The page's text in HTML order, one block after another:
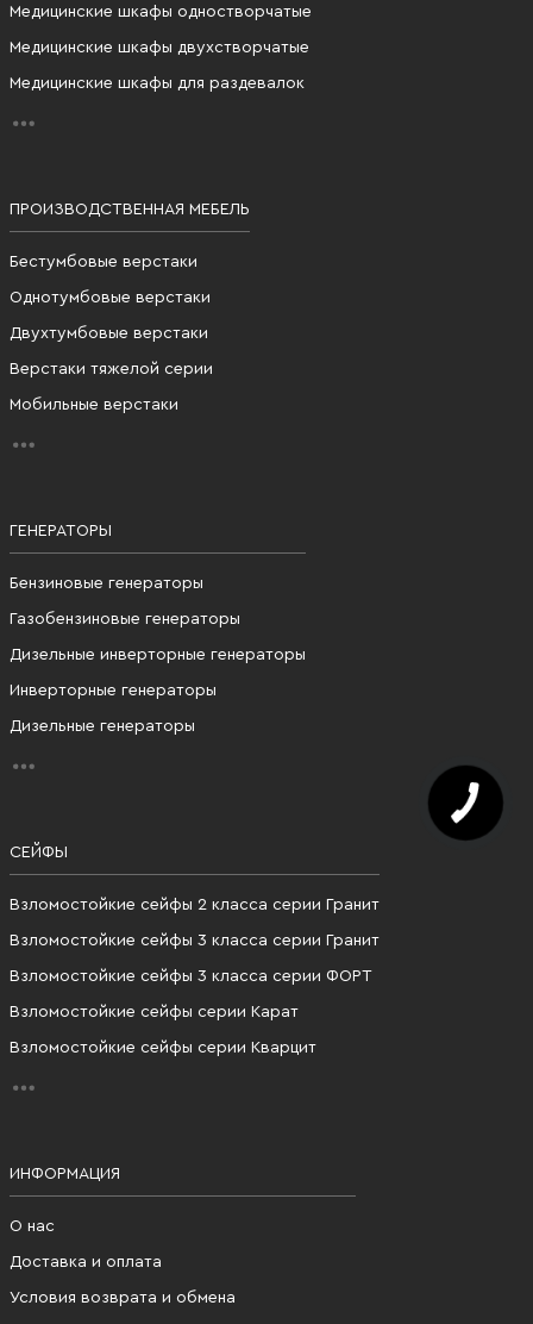
Медицинские шкафы одностворчатые
Медицинские шкафы двухстворчатые
Медицинские шкафы для раздевалок
ПРОИЗВОДСТВЕННАЯ МЕБЕЛЬ
Бестумбовые верстаки
Однотумбовые верстаки
Двухтумбовые верстаки
Верстаки тяжелой серии
Мобильные верстаки
ГЕНЕРАТОРЫ
Бензиновые генераторы
Газобензиновые генераторы
Дизельные инверторные генераторы
Инверторные генераторы
Дизельные генераторы
СЕЙФЫ
Взломостойкие сейфы 2 класса серии Гранит
Взломостойкие сейфы 3 класса серии Гранит
Взломостойкие сейфы 3 класса серии ФОРТ
Взломостойкие сейфы серии Карат
Взломостойкие сейфы серии Кварцит
ИНФОРМАЦИЯ
О нас
Доставка и оплата
Условия возврата и обмена